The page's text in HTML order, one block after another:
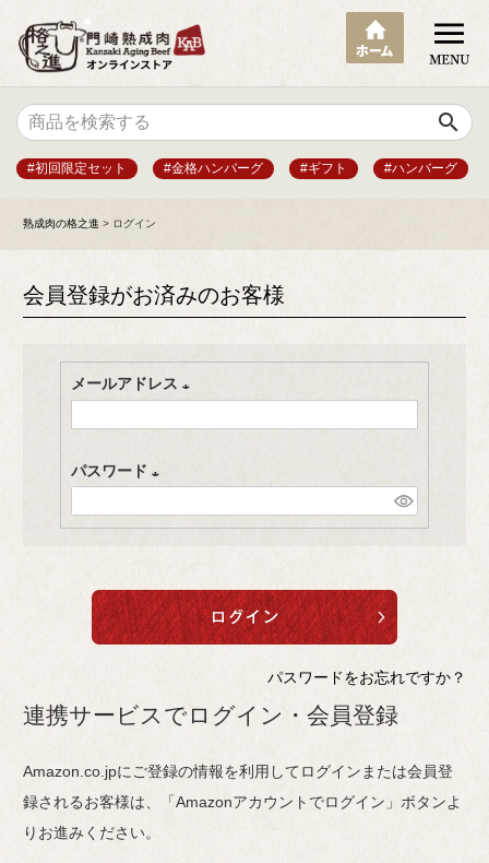
search
#初回限定セット #金格ハンバーグ #ギフト #ハンバーグ
熟成肉の格之進 ログイン
会員登録がお済みのお客様
メールアドレス
(
須
)
パスワード
(
)
パスワードをお忘れですか？
連携サービスでログイン・会員登録
Amazon.co.jpにご登録の情報を利用してログインまたは会員登
録されるお客様は、「Amazonアカウントでログイン」ボタンよ
りお進みください。